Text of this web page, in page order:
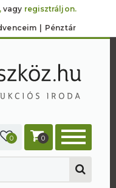
vagy regisztráljon.
Pénztár
0 0